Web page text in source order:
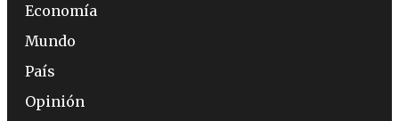
Economía
Mundo
País
Opinión